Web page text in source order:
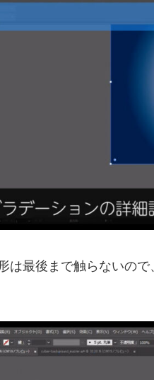
は最後まで触らないの